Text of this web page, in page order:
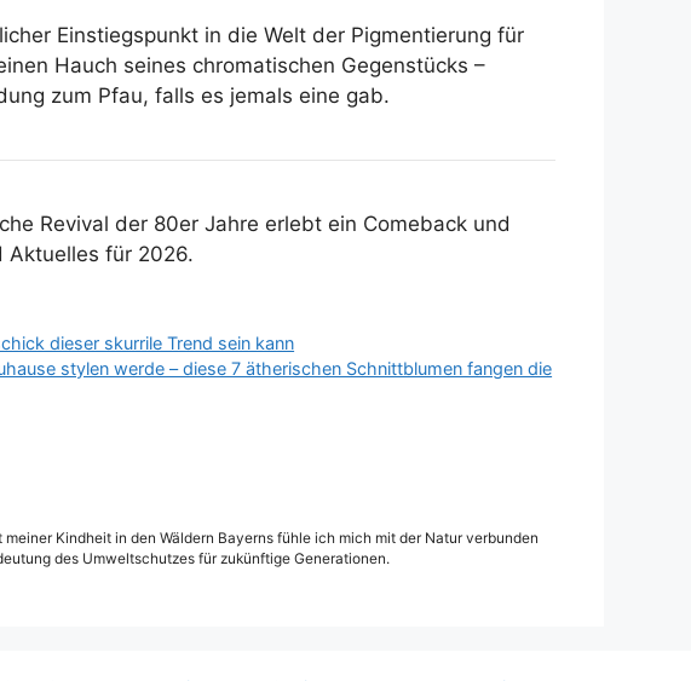
Einstiegspunkt in die Welt der Pigmentierung für
Hauch seines chromatischen Gegenstücks –
zum Pfau, falls es jemals eine gab.
Revival der 80er Jahre erlebt ein Comeback und
Aktuelles für 2026.
dieser skurrile Trend sein kann
stylen werde – diese 7 ätherischen Schnittblumen fangen die
Kindheit in den Wäldern Bayerns fühle ich mich mit der Natur verbunden
des Umweltschutzes für zukünftige Generationen.